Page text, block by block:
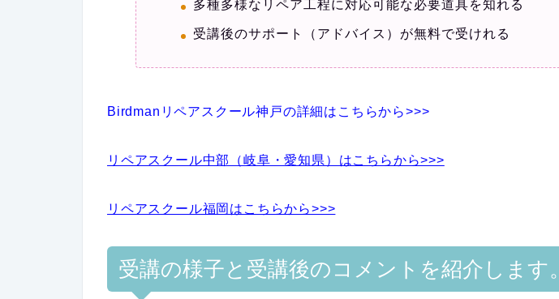
多種多様なリペア工程に対応可能な必要道具を知れる
受講後のサポート（アドバイス）が無料で受けれる
Birdmanリペアスクール神戸の詳細はこちらから>>>
リペアスクール中部（岐阜・愛知県）はこちらから>>>
リペアスクール福岡はこちらから>>>
受講の様子と受講後のコメントを紹介します。